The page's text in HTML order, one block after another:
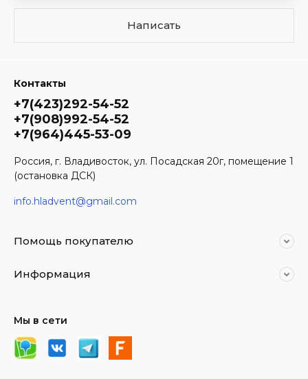
Написать
Контакты
+7(423)292-54-52
+7(908)992-54-52
+7(964)445-53-09
Россия, г. Владивосток, ул. Посадская 20г, помещение 1
(остановка ДСК)
info.hladvent@gmail.com
Помощь покупателю
Информация
Мы в сети